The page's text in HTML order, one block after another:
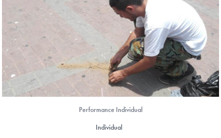
Performance Individual
Individual